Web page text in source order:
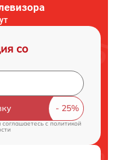
со
соглашаетесь cполитикой